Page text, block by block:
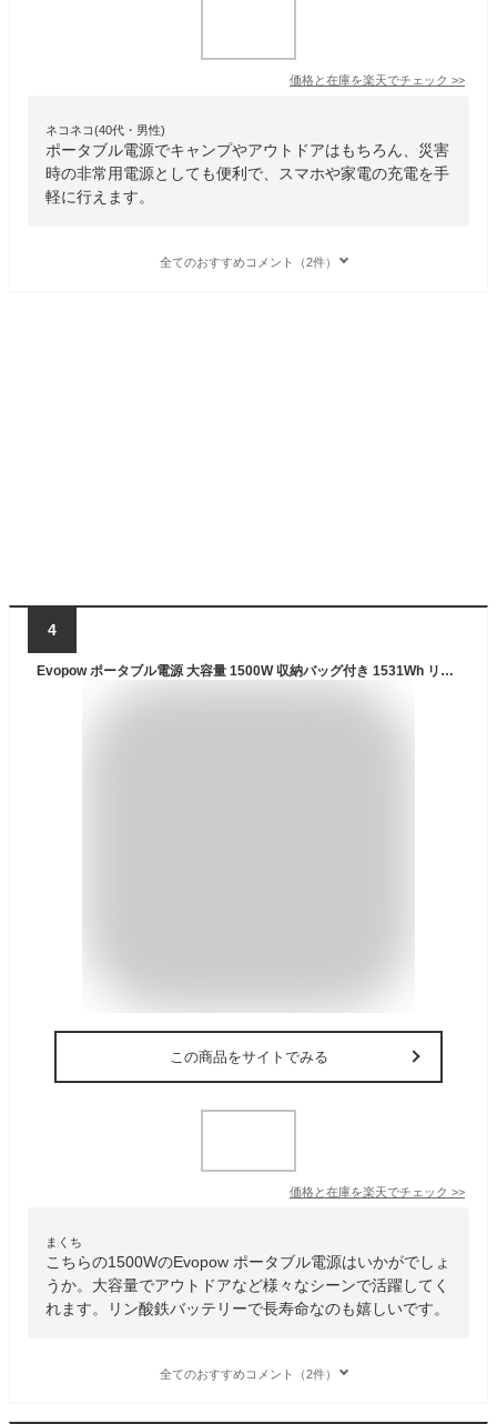
価格と在庫を楽天でチェック >>
ネコネコ(40代・男性)
ポータブル電源でキャンプやアウトドアはもちろん、災害
時の非常用電源としても便利で、スマホや家電の充電を手
軽に行えます。
全てのおすすめコメント（2件）
4
Evopow ポータブル電源 大容量 1500W 収納バッグ付き 1531Wh リン酸鉄バッテリー 長寿命 出力1200W(瞬間最大2400W) 蓄電池 非常用電源 純正弦波 車中泊 キャンプ アウトドア 防災
この商品をサイトでみる
価格と在庫を楽天でチェック >>
まくち
こちらの1500WのEvopow ポータブル電源はいかがでしょ
うか。大容量でアウトドアなど様々なシーンで活躍してく
れます。リン酸鉄バッテリーで長寿命なのも嬉しいです。
全てのおすすめコメント（2件）